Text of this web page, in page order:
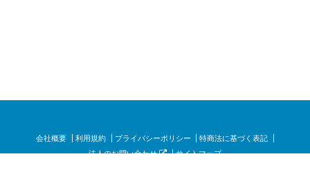
会社概要 利用規約 プライバシーポリシー
特商法に基づく表記
法人のお問い合わせ
サイトマップ